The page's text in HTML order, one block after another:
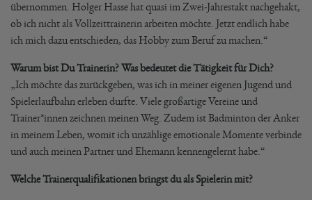
übernommen. Holger Hasse hat quasi im Zwei-Jahrestakt nachgehakt,
ob ich nicht als Vollzeittrainerin arbeiten möchte. Jetzt endlich habe
ich mich dazu entschieden, das Hobby zum Beruf zu machen.“
Warum bist Du Trainerin? Was bedeutet die Tätigkeit für Dich?
„Ich möchte das zurückgeben, was ich in meiner eigenen Jugend und
Spielerlaufbahn erleben durfte. Viele großartige Vereine und
Trainer*innen zeichnen meinen Weg. Zudem ist Badminton der Anker
in meinem Leben, womit ich unzählige emotionale Momente verbinde
und auch meinen Partner und Ehemann kennengelernt habe.“
Welche Trainerqualifikationen bringst du als Spielerin mit?